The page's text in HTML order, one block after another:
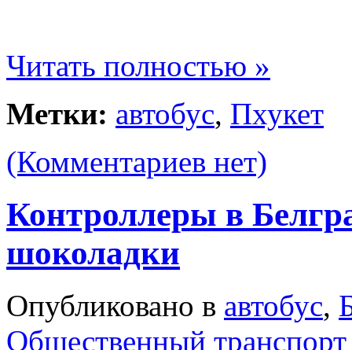
Читать полностью »
Метки: автобус, Пхукет
(Комментариев нет)
Контроллеры в
шоколадки
Опубликовано в автобус,
Общественный транспорт